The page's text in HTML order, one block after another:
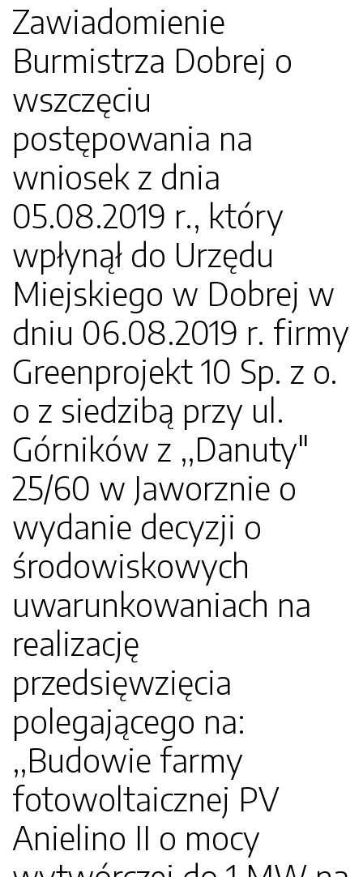
Zawiadomienie
Burmistrza Dobrej o
wszczęciu
postępowania na
wniosek z dnia
05.08.2019 r., który
wpłynął do Urzędu
Miejskiego w Dobrej w
dniu 06.08.2019 r. firmy
Greenprojekt 10 Sp. z o.
o z siedzibą przy ul.
Górników z ,,Danuty"
25/60 w Jaworznie o
wydanie decyzji o
środowiskowych
uwarunkowaniach na
realizację
przedsięwzięcia
polegającego na:
,,Budowie farmy
fotowoltaicznej PV
Anielino II o mocy